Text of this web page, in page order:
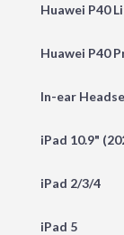
Huawei P40
Huawei P40
In-ear
iPad 10.9"
iPad 2/3/4
iPad 5